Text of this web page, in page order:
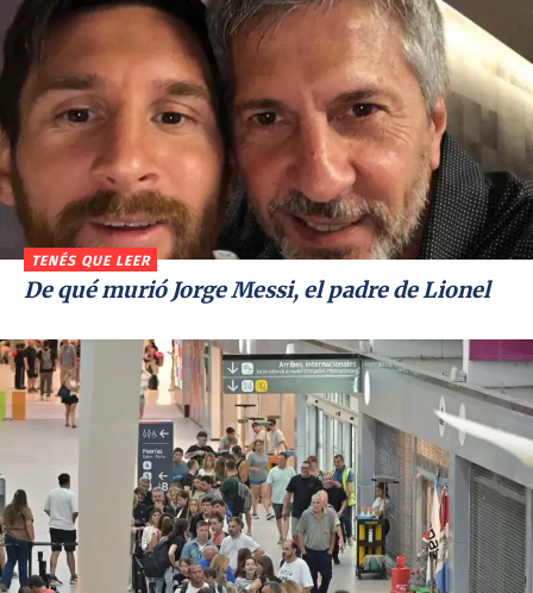
TENÉS QUE LEER
De qué murió Jorge Messi, el padre de Lionel